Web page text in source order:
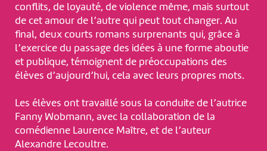
conflits, de loyauté, de violence même, mais surtout
de cet amour de l’autre qui peut tout changer. Au
final, deux courts romans surprenants qui, grâce à
l’exercice du passage des idées à une forme aboutie
et publique, témoignent de préoccupations des
élèves d’aujourd’hui, cela avec leurs propres mots.
Les élèves ont travaillé sous la conduite de l’autrice
Fanny Wobmann, avec la collaboration de la
comédienne Laurence Maître, et de l’auteur
Alexandre Lecoultre.